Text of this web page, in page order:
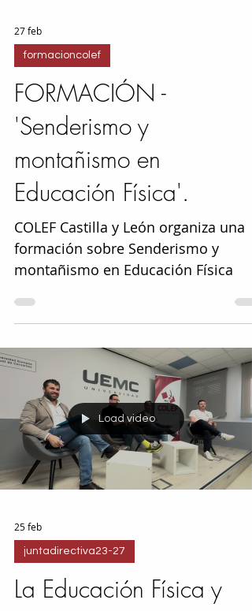
27 feb
formacioncolef
FORMACIÓN -
'Senderismo y
montañismo en
Educación Física'.
COLEF Castilla y León organiza una
formación sobre Senderismo y
montañismo en Educación Física
Load video
25 feb
juntadirectiva23-27